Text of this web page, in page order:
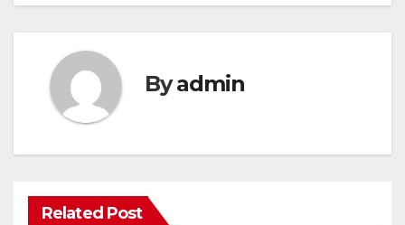
Byadmin
Related Post